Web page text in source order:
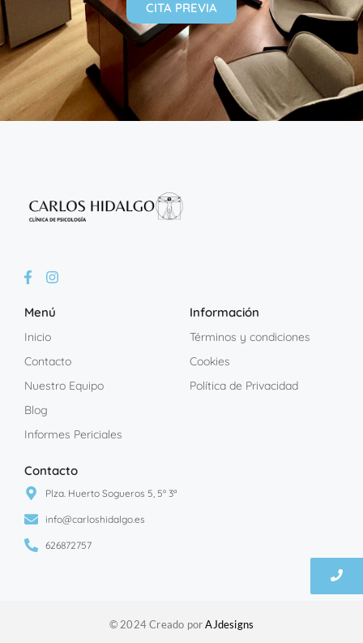
CITA PREVIA
Menú
Inicio
Contacto
Nuestro Equipo
Blog
Informes Periciales
Información
Términos y condiciones
Cookies
Política de Privacidad
Contacto
Plza. Huerto Sogueros 5, 5º 3ª
info@carloshidalgo.es
626872757
© 2024 Creado porAJdesigns